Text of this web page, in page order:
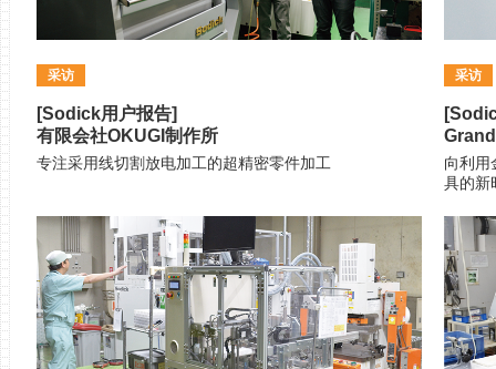
采访
[Sodick用户报告]
有限会社OKUGI制作所
专注采用线切割放电加工的超精密零件加工
采访
向利用
具的新